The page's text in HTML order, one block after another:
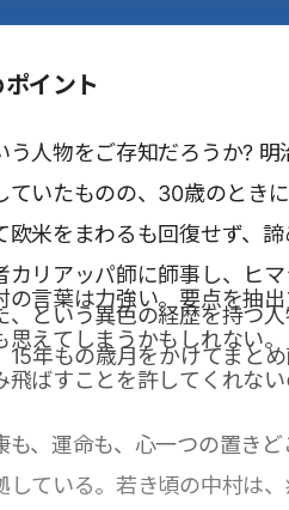
イント
う人物をご存知だろうか?
ていたものの、30歳のとき
欧米をまわるも回復せず、
カリアッパ師に師事し、ヒ
、という異色の経歴を持つ
15年もの歳月をかけてまと
の言葉は力強い。要点を抽
思えてしまうかもしれない
飛ばすことを許してくれない
も、運命も、心一つの置き
している。若き頃の中村は